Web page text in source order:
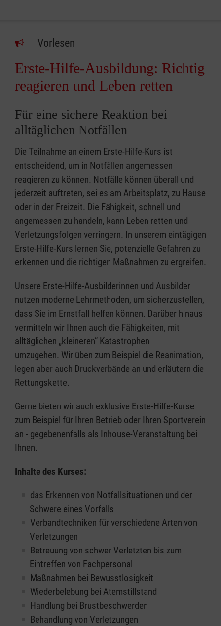
Vorlesen
Erste-Hilfe-Ausbildung: Richtig
reagieren und Leben retten
Für eine sichere Reaktion bei
alltäglichen Notfällen
Die Teilnahme an einem Erste-Hilfe-Kurs ist
entscheidend, um in Notfällen angemessen
reagieren zu können. Notfälle können überall und
jederzeit auftreten, sei es am Arbeitsplatz, zu Hause
oder in der Freizeit. Die Fähigkeit, schnell und
angemessen zu handeln, kann Leben retten und
Verletzungsfolgen verringern. In unserem eintägigen
Erste-Hilfe-Kurs lernen Sie, potenzielle Gefahren zu
erkennen und die richtigen Maßnahmen zu ergreifen.
Unsere Erste-Hilfe-Ausbilderinnen und Ausbilder
nutzen moderne Lehrmethoden, um sicherzustellen,
dass Sie im Ernstfall helfen können. Darüber hinaus
vermitteln wir Ihnen auch die Fähigkeiten, mit
alltäglichen „kleineren” Katastrophen
umzugehen. Wir üben zum Beispiel die Reanimation,
legen aber auch Druckverbände an und erläutern die
Rettungskette.
Gerne bieten wir auch exklusive Erste-Hilfe-Kurse
zum Beispiel für Ihren Betrieb oder Ihren Sportverein
an - gegebenenfalls als Inhouse-Veranstaltung bei
Ihnen.
Inhalte des Kurses:
das Erkennen von Notfallsituationen und der
Schwere eines Vorfalls
Verbandtechniken für verschiedene Arten von
Verletzungen
Betreuung von schwer Verletzten bis zum
Eintreffen von Fachpersonal
Maßnahmen bei Bewusstlosigkeit
Wiederbelebung bei Atemstillstand
Handlung bei Brustbeschwerden
Behandlung von Verletzungen